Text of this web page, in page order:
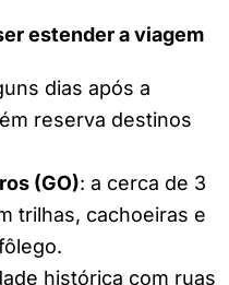
estender a viagem
dias após a
reserva destinos
(GO): a cerca de 3
trilhas, cachoeiras e
histórica com ruas